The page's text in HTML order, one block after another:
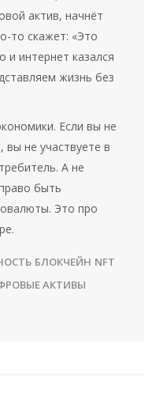
актив, начнёт
то скажет: «Это
и интернет казался
жизнь без
Если вы не
не участвуете в
А не
быть
Это про
БЛОКЧЕЙН NFT
АКТИВЫ